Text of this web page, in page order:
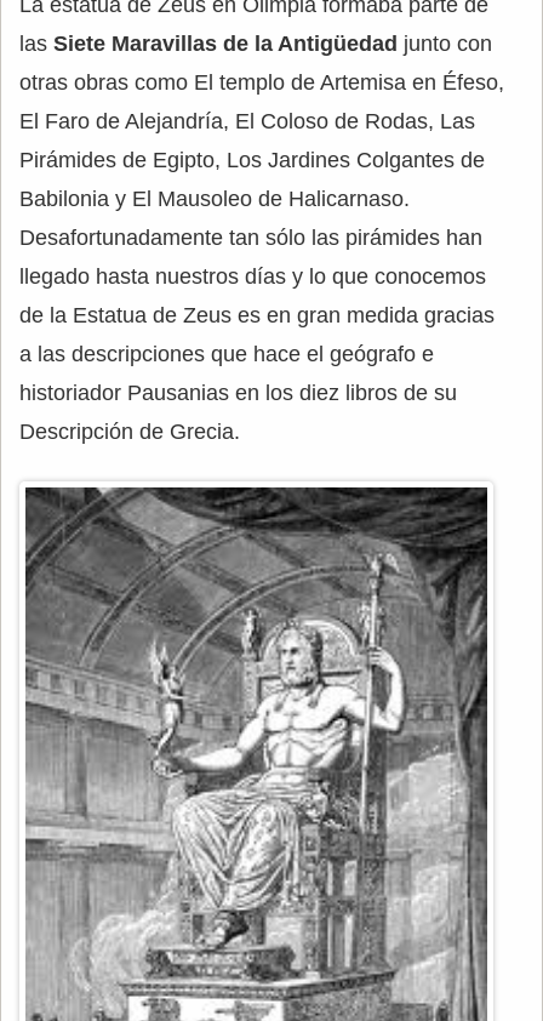
las Siete Maravillas de la Antigüedad junto con
otras obras como El templo de Artemisa en Éfeso,
El Faro de Alejandría, El Coloso de Rodas, Las
Pirámides de Egipto, Los Jardines Colgantes de
Babilonia y El Mausoleo de Halicarnaso.
Desafortunadamente tan sólo las pirámides han
llegado hasta nuestros días y lo que conocemos
de la Estatua de Zeus es en gran medida gracias
a las descripciones que hace el geógrafo e
historiador Pausanias en los diez libros de su
Descripción de Grecia.